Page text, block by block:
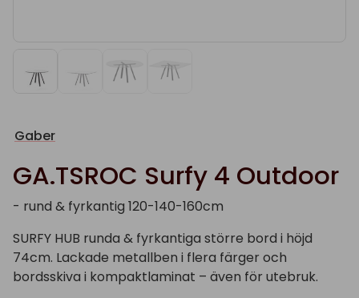
Gaber
GA.TSROC Surfy 4 Outdoor
- rund & fyrkantig 120-140-160cm
SURFY HUB runda & fyrkantiga större bord i höjd
74cm. Lackade metallben i flera färger och
bordsskiva i kompaktlaminat – även för utebruk.